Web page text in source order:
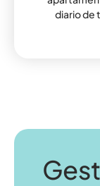
diario de